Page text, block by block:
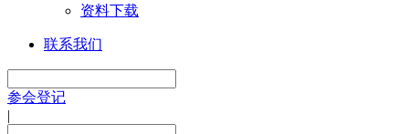
资料下载
联系我们
参会登记
|